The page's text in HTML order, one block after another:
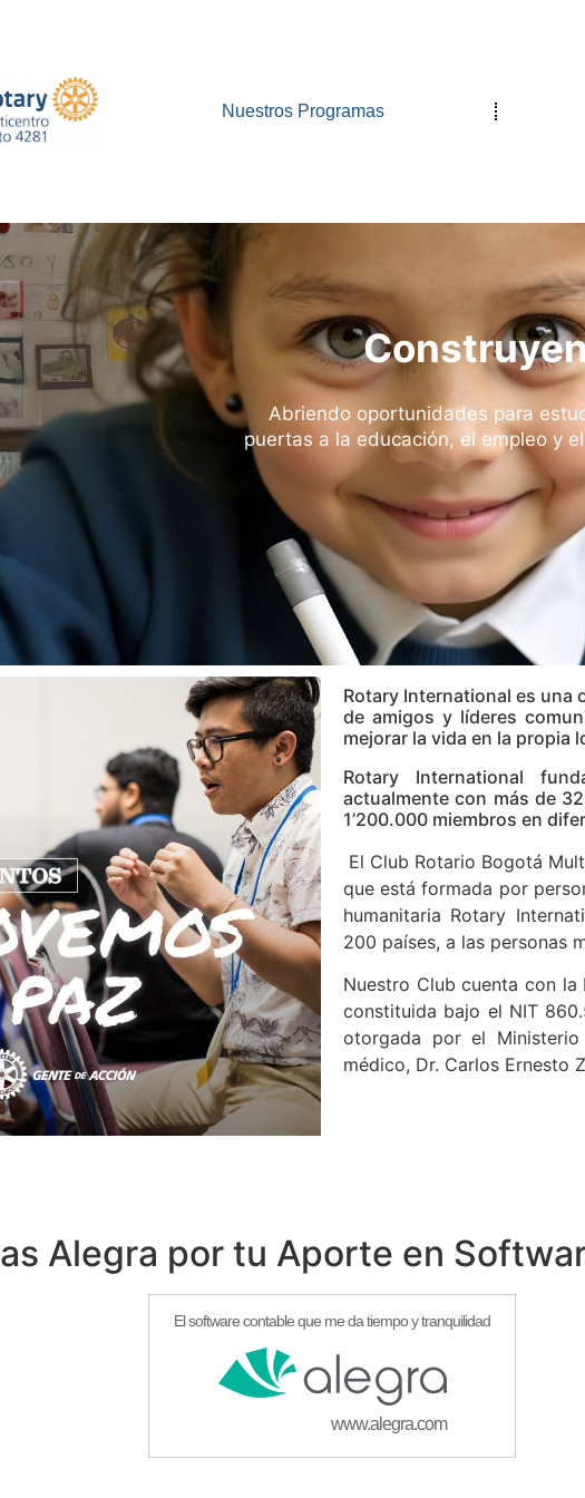
Nuestros Programas
Abriendo oportunidades para
puertas a la educación, el empleo y
Rotary International es una
de amigos y líderes
mejorar la vida en la propia
Rotary International
actualmente con más de
1’200.000 miembros en
El Club Rotario Bogotá
que está formada por
humanitaria Rotary
200 países, a las personas
Nuestro Club cuenta con
constituida bajo el NIT
otorgada por el
médico, Dr. Carlos Ernesto
Alegra por tu Aporte en
El software contable que me da tiempo y tranquilidad
www.alegra.com